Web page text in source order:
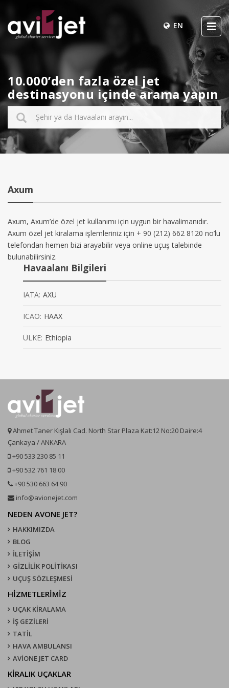
EN
10.000’den fazla özel jet
destinasyonu içinde arama yapın
Axum
Axum, Axum’de özel jet kullanımı için uygun bir havalimanıdır.
Axum özel jet kiralama işlemleriniz için + 90 (212) 662 8120 no’lu
telefondan hemen bizi arayabilir veya online uçuş talebinde
bulunabilirsiniz.
Havaalanı Bilgileri
IATA: AXU
ICAO: HAAX
ÜLKE: Ethiopia
Ahmet Taner Kışlalı Cad. North Star Plaza Kat:12 No:20 Daire:4
Çankaya / ANKARA
+90 533 230 85 11
+90 532 761 18 00
+90 530 663 64 90
info@avionejet.com
NEDEN AVONE JET?
HAKKIMIZDA
BLOG
İLETİŞİM
GİZLİLİK POLİTİKASI
UÇUŞ SÖZLEŞMESI
HİZMETLERİMİZ
UÇAK KIRALAMA
İŞ GEZİLERİ
TATİL
HAVA AMBULANSI
AVİONE JET CARD
KIRALIK UÇAKLAR